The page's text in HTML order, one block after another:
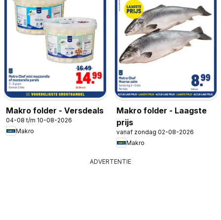
Makro folder - Versdeals
04-08 t/m 10-08-2026
Makro
Makro folder - Laagste
prijs
vanaf zondag 02-08-2026
Makro
ADVERTENTIE